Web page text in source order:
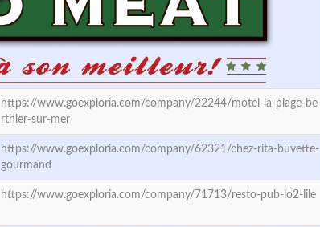
https://www.goexploria.com/company/22244/motel-la-plage-be
rthier-sur-mer
https://www.goexploria.com/company/62321/chez-rita-buvette-
gourmand
https://www.goexploria.com/company/71713/resto-pub-lo2-lile